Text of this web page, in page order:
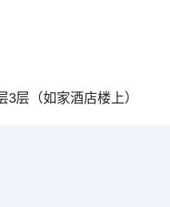
3层（如家酒店楼上）